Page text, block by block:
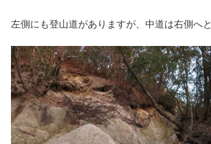
左側にも登山道がありますが、中道は右側へ